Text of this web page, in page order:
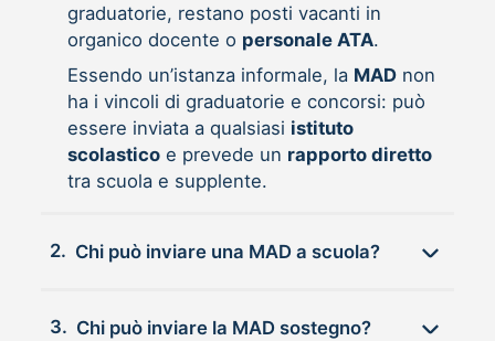
graduatorie, restano posti vacanti in
organico docente o personale ATA.
Essendo un’istanza informale, la MADnon
ha i vincoli di graduatorie e concorsi: può
essere inviata a qualsiasi istituto
scolasticoe prevede un rapporto diretto
tra scuola e supplente.
2. Chi può inviare una MAD a scuola?
3. Chi può inviare la MAD sostegno?